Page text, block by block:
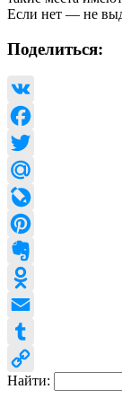
Если нет — не
Поделиться:
VK
Facebook
Twitter
Mail.Ru
LiveJournal
Pinterest
Evernote
Odnoklassniki
Email
Tumblr
Copy
Найти: